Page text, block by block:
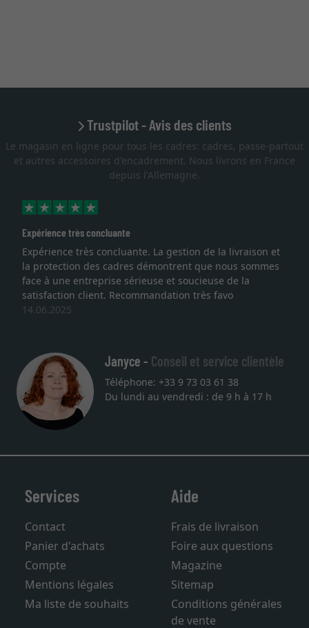
Trustpilot - Avis des clients
Le magasin en ligne pour tous les cadres: cadres, passe-partout
et autres accessoires d'encadrement. Nous livrons en France
depuis l'Allemagne.
Expérience très concluante
Expérience très concluante. La gestion de la livraison et
la protection des cadres démontrent que nous sommes
face à une entreprise sérieuse et soucieuse de la
satisfaction client. Recommandation très favo
14.06.2025
Janyce - Conseil et service clientèle
Téléphone: +33 9 73 03 61 38
Du lundi au vendredi : de 9 h à 17 h
Services
Contact
Panier d'achats
Compte
Mentions légales
Ma liste de souhaits
Aide
Frais de livraison
Foire aux questions
Magazine
Sitemap
Conditions générales
de vente